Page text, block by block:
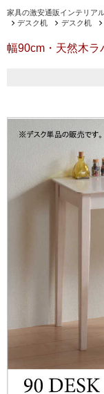
家具の激安通販インテリア
デスク机
デスク机
幅90cm・天然木ラ